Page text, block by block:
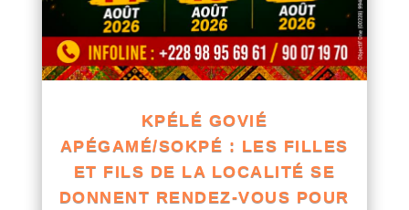
KPÉLÉ GOVIÉ
APÉGAMÉ/SOKPÉ : LES FILLES
ET FILS DE LA LOCALITÉ SE
DONNENT RENDEZ-VOUS POUR